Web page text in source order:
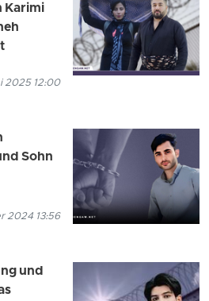
Karimi
2025 12:00
Sohn
2024 13:56
und